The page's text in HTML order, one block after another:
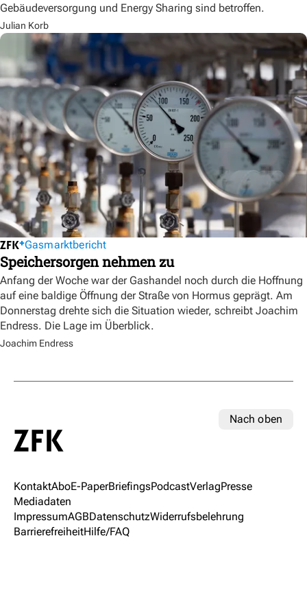
Gebäudeversorgung und Energy Sharing sind betroffen.
Julian Korb
Gasmarktbericht
Speichersorgen nehmen zu
Anfang der Woche war der Gashandel noch durch die Hoffnung
auf eine baldige Öffnung der Straße von Hormus geprägt. Am
Donnerstag drehte sich die Situation wieder, schreibt Joachim
Endress. Die Lage im Überblick.
Joachim Endress
Nach oben
KontaktAboE-PaperBriefingsPodcastVerlagPresse
Mediadaten
ImpressumAGBDatenschutzWiderrufsbelehrung
BarrierefreiheitHilfe/FAQ